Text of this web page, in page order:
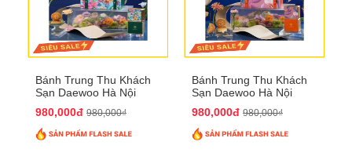
Bánh Trung Thu Khách
Sạn Daewoo Hà Nội
QTTT30
980,000đ 980,000₫
Bánh Trung Thu Khách
Sạn Daewoo Hà Nội
QTTT31
980,000đ 980,000₫